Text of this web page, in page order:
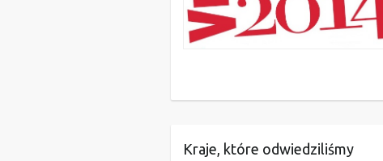
Kraje, które odwiedziliśmy